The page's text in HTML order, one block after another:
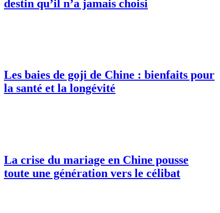
destin qu’il n’a jamais choisi
Les baies de goji de Chine : bienfaits pour
la santé et la longévité
La crise du mariage en Chine pousse
toute une génération vers le célibat